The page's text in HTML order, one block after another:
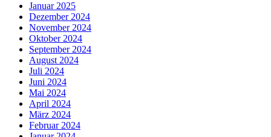
Januar 2025
Dezember 2024
November 2024
Oktober 2024
September 2024
August 2024
Juli 2024
Juni 2024
Mai 2024
April 2024
März 2024
Februar 2024